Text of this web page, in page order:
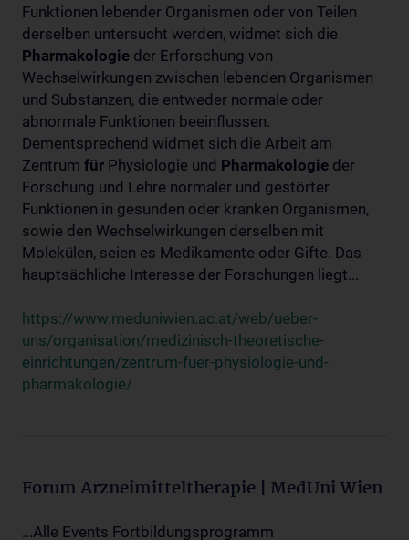
Funktionen lebender Organismen oder von Teilen
derselben untersucht werden, widmet sich die
Pharmakologie der Erforschung von
Wechselwirkungen zwischen lebenden Organismen
und Substanzen, die entweder normale oder
abnormale Funktionen beeinflussen.
Dementsprechend widmet sich die Arbeit am
Zentrum für Physiologie und Pharmakologie der
Forschung und Lehre normaler und gestörter
Funktionen in gesunden oder kranken Organismen,
sowie den Wechselwirkungen derselben mit
Molekülen, seien es Medikamente oder Gifte. Das
hauptsächliche Interesse der Forschungen liegt...
https://www.meduniwien.ac.at/web/ueber-
uns/organisation/medizinisch-theoretische-
einrichtungen/zentrum-fuer-physiologie-und-
pharmakologie/
Forum Arzneimitteltherapie | MedUni Wien
...Alle Events Fortbildungsprogramm